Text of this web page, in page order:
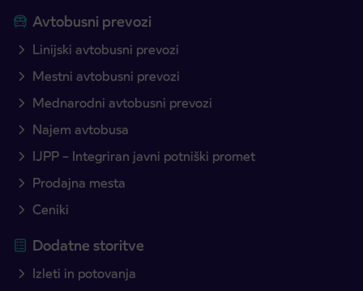
Avtobusni prevozi
Linijski avtobusni prevozi
Mestni avtobusni prevozi
Mednarodni avtobusni prevozi
Najem avtobusa
IJPP – Integriran javni potniški promet
Prodajna mesta
Ceniki
Dodatne storitve
Izleti in potovanja